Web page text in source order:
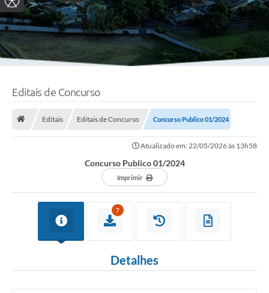
Editais de Concurso
Editais Editais de Concurso Concurso Publico 01/2024
Atualizado em: 22/05/2026 às 13h58
Concurso Publico 01/2024
Imprimir
7
Detalhes